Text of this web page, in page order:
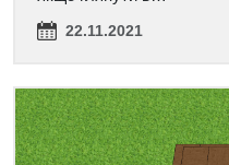
22.11.2021